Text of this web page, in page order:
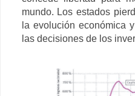
mundo. Los estados
la evolución económica
las decisiones de los